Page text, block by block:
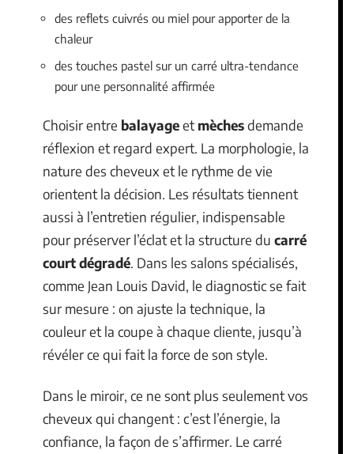
des reflets cuivrés ou miel pour apporter de la
chaleur
des touches pastel sur un carré ultra-tendance
pour une personnalité affirmée
Choisir entre balayageetmèchesdemande
réflexion et regard expert. La morphologie, la
nature des cheveux et le rythme de vie
orientent la décision. Les résultats tiennent
aussi à l’entretien régulier, indispensable
pour préserver l’éclat et la structure du carré
court dégradé. Dans les salons spécialisés,
comme Jean Louis David, le diagnostic se fait
sur mesure : on ajuste la technique, la
couleur et la coupe à chaque cliente, jusqu’à
révéler ce qui fait la force de son style.
Dans le miroir, ce ne sont plus seulement vos
cheveux qui changent : c’est l’énergie, la
confiance, la façon de s’affirmer. Le carré